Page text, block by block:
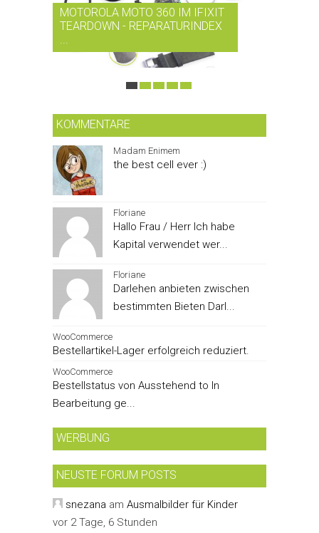
MOTOROLA MOTO 360 IM IFIXIT
TEARDOWN - REPARATURINDEX
KOMMENTARE
Madam Enimem
the best cell ever :)
Floriane
Hallo Frau / Herr Ich habe
Kapital verwendet wer...
Floriane
Darlehen anbieten zwischen
bestimmten Bieten Darl...
WooCommerce
Bestellartikel-Lager erfolgreich reduziert.
WooCommerce
Bestellstatus von Ausstehend to In
Bearbeitung ge...
WERBUNG
NEUSTE FORUM POSTS
snezana am Ausmalbilder für Kinder
vor 2 Tage, 6 Stunden